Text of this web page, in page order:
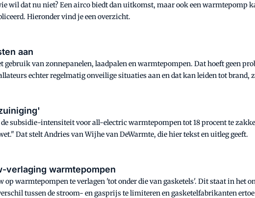
wil dat nu niet? Een airco biedt dan uitkomst, maar ook een warmtepomp
Hieronder vind je een overzicht.
aan
gebruik van zonnepanelen, laadpalen en warmtepompen. Dat hoeft geen
echter regelmatig onveilige situaties aan en dat kan leiden tot brand,
subsidie-intensiteit voor all-electric warmtepompen tot 18 procent te
Dat stelt Andries van Wijhe van DeWarmte, die hier tekst en uitleg geeft.
Europese Commissie moedigt lidstaten aan tot btw-verlaging warmtepompen
warmtepompen te verlagen 'tot onder die van gasketels'. Dit staat in het
tussen de stroom- en gasprijs te limiteren en gasketelfabrikanten